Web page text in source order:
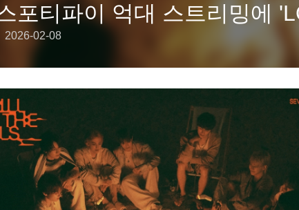
포티파이 억대 스트리밍에
2026-02-08